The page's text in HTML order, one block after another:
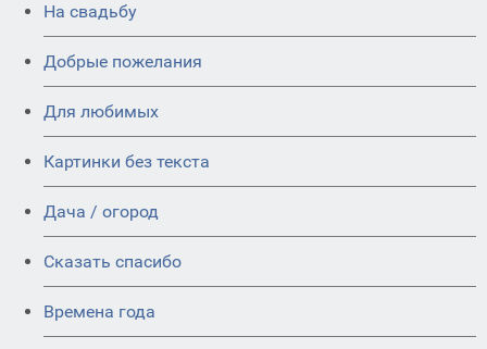
На свадьбу
Добрые пожелания
Для любимых
Картинки без текста
Дача / огород
Сказать спасибо
Времена года